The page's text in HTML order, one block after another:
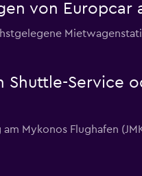
von Europcar
Shuttle-Service
Mykonos Flughafen